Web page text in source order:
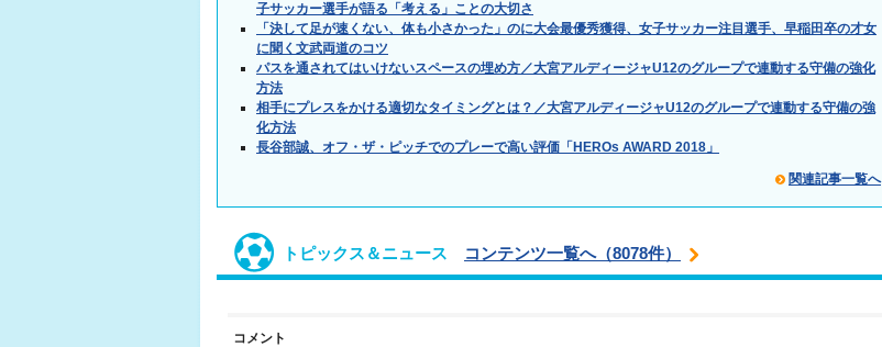
子サッカー選手が語る「考える」ことの大切さ
「決して足が速くない、体も小さかった」のに大会最優秀獲得、女子サッカー注目選手、早稲田卒の才女
に聞く文武両道のコツ
パスを通されてはいけないスペースの埋め方／大宮アルディージャU12のグループで連動する守備の強化
方法
相手にプレスをかける適切なタイミングとは？／大宮アルディージャU12のグループで連動する守備の強
化方法
長谷部誠、オフ・ザ・ピッチでのプレーで高い評価「HEROs AWARD 2018」
関連記事一覧へ
トピックス＆ニュース コンテンツ一覧へ（8078件）
コメント